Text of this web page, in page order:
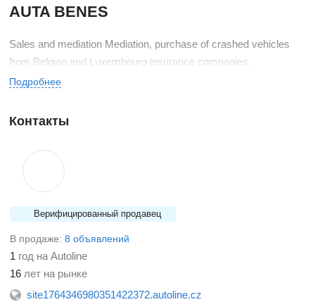
AUTA BENES
Sales and mediation Mediation, purchase of crashed vehicles
from Belgian and Luxembourg insurance companies.
Подробнее
Контакты
Верифицированный продавец
В продаже: 8 объявлений
1 год на Autoline
16 лет на рынке
site1764346980351422372.autoline.cz